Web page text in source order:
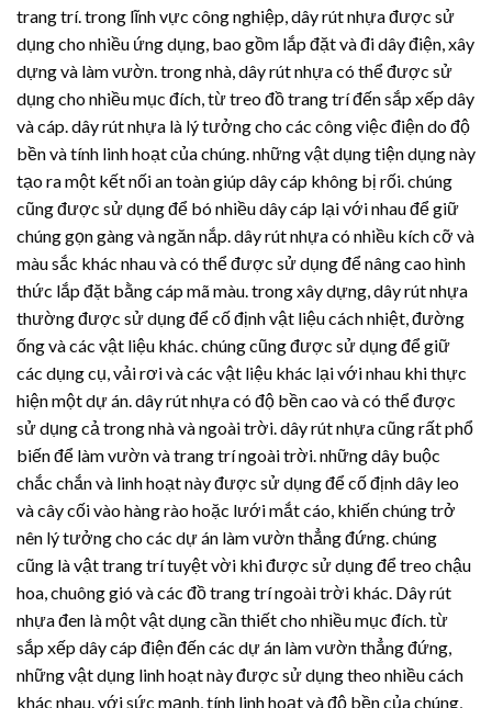
trang trí. trong lĩnh vực công nghiệp,dây rút nhựađược sử
dụng cho nhiều ứng dụng, bao gồm lắp đặt và đi dây điện, xây
dựng và làm vườn. trong nhà,dây rút nhựacó thể được sử
dụng cho nhiều mục đích, từ treo đồ trang trí đến sắp xếp dây
và cáp.dây rút nhựa là lý tưởng cho các công việc điện do độ
bền và tính linh hoạt của chúng. những vật dụng tiện dụng này
tạo ra một kết nối an toàn giúp dây cáp không bị rối. chúng
cũng được sử dụng để bó nhiều dây cáp lại với nhau để giữ
chúng gọn gàng và ngăn nắp.dây rút nhựacó nhiều kích cỡ và
màu sắc khác nhau và có thể được sử dụng để nâng cao hình
thức lắp đặt bằng cáp mã màu. trong xây dựng,dây rút nhựa
thường được sử dụng để cố định vật liệu cách nhiệt, đường
ống và các vật liệu khác. chúng cũng được sử dụng để giữ
các dụng cụ, vải rơi và các vật liệu khác lại với nhau khi thực
hiện một dự án.dây rút nhựacó độ bền cao và có thể được
sử dụng cả trong nhà và ngoài trời.dây rút nhựacũng rất phổ
biến để làm vườn và trang trí ngoài trời. những dây buộc
chắc chắn và linh hoạt này được sử dụng để cố định dây leo
và cây cối vào hàng rào hoặc lưới mắt cáo, khiến chúng trở
nên lý tưởng cho các dự án làm vườn thẳng đứng. chúng
cũng là vật trang trí tuyệt vời khi được sử dụng để treo chậu
hoa, chuông gió và các đồ trang trí ngoài trời khác. Dây rút
nhựađen là một vật dụng cần thiết cho nhiều mục đích. từ
sắp xếp dây cáp điện đến các dự án làm vườn thẳng đứng,
những vật dụng linh hoạt này được sử dụng theo nhiều cách
khác nhau. với sức mạnh, tính linh hoạt và độ bền của chúng,